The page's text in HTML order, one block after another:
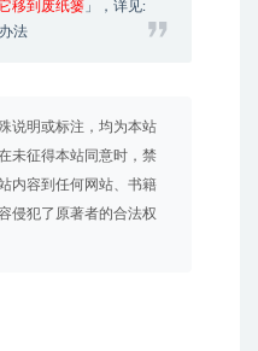
移到废纸篓 」，详见:
法
说明或标注，均为本站
未征得本站同意时，禁
内容到任何网站、书籍
侵犯了原著者的合法权